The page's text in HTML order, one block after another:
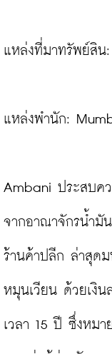
แหล่งที่มาทรัพย์สิน:
แหล่งพำนัก:
Ambani ประสบคว
จากอาณาจักรน้ำมั
ร้านค้าปลีก ล่าสุดม
หมุนเวียน ด้วยเงิน
เวลา 15 ปี ซึ่งหมา